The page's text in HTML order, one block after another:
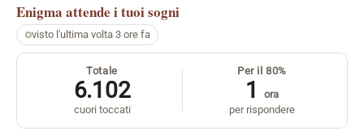
Enigma attende i tuoi sogni
visto l'ultima volta 3 ore fa
Totale
6.102
cuori toccati
Per il 80%
1
ora
per rispondere